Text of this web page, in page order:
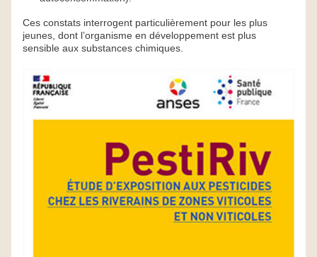
Ces constats interrogent particulièrement pour les plus
jeunes, dont l’organisme en développement est plus
sensible aux substances chimiques.